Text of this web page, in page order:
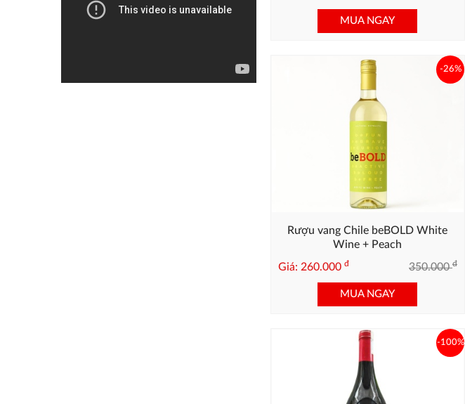
MUA NGAY
Rượu vang Chile beBOLD White
Wine + Peach
Giá: 260.000 đ 350.000đ
-26%
MUA NGAY
-100%